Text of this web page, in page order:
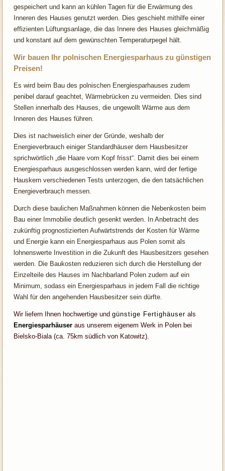
gespeichert und kann an kühlen Tagen für die Erwärmung des
Inneren des Hauses genutzt werden. Dies geschieht mithilfe einer
effizienten Lüftungsanlage, die das Innere des Hauses gleichmäßig
und konstant auf dem gewünschten Temperaturpegel hält.
Wir bauen Ihr polnischen Energiesparhaus zu günstigen
Preisen!
Es wird beim Bau des polnischen Energiesparhauses zudem
penibel darauf geachtet, Wärmebrücken zu vermeiden. Dies sind
Stellen innerhalb des Hauses, die ungewollt Wärme aus dem
Inneren des Hauses führen.
Dies ist nachweislich einer der Gründe, weshalb der
Energieverbrauch einiger Standardhäuser dem Hausbesitzer
sprichwörtlich „die Haare vom Kopf frisst“. Damit dies bei einem
Energiesparhaus ausgeschlossen werden kann, wird der fertige
Hauskern verschiedenen Tests unterzogen, die den tatsächlichen
Energieverbrauch messen.
Durch diese baulichen Maßnahmen können die Nebenkosten beim
Bau einer Immobilie deutlich gesenkt werden. In Anbetracht des
zukünftig prognostizierten Aufwärtstrends der Kosten für Wärme
und Energie kann ein Energiesparhaus aus Polen somit als
lohnenswerte Investition in die Zukunft des Hausbesitzers gesehen
werden. Die Baukosten reduzieren sich durch die Herstellung der
Einzelteile des Hauses im Nachbarland Polen zudem auf ein
Minimum, sodass ein Energiesparhaus in jedem Fall die richtige
Wahl für den angehenden Hausbesitzer sein dürfte.
Wir liefern Ihnen hochwertige undgünstige Fertighäuser als
Energiesparhäuser aus unserem eigenem Werk in Polen bei
Bielsko-Biala (ca. 75km südlich von Katowitz).